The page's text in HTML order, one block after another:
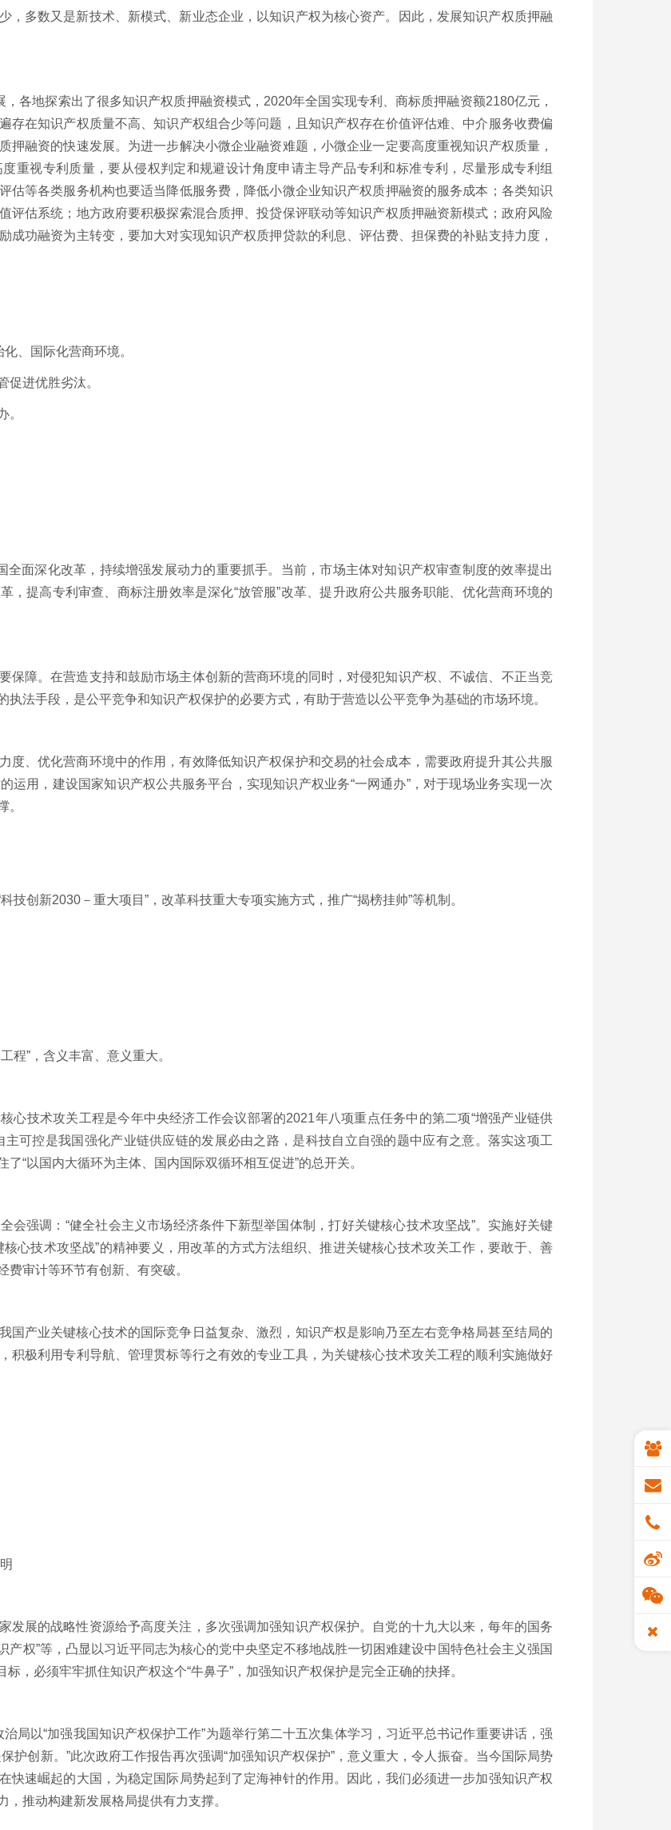
多数又是新技术、新模式、新业态企业，以知识产权为核心资产。因此，发展知识产权质押融
各地探索出了很多知识产权质押融资模式， 2020年全国实现专利、商标质押融资额2180亿元，
存在知识产权质量不高、知识产权组合少等问题，且知识产权存在价值评估难、中介服务收费偏
押融资的快速发展。为进一步解决小微企业融资难题，小微企业一定要高度重视知识产权质量，
重视专利质量，要从侵权判定和规避设计角度申请主导产品专利和标准专利，尽量形成专利组
估等各类服务机构也要适当降低服务费，降低小微企业知识产权质押融资的服务成本；各类知识
评估系统；地方政府要积极探索混合质押、投贷保评联动等知识产权质押融资新模式；政府风险
成功融资为主转变，要加大对实现知识产权质押贷款的利息、评估费、担保费的补贴支持力度，
、国际化营商环境。
进优胜劣汰。
。
面深化改革，持续增强发展动力的重要抓手。当前，市场主体对知识产权审查制度的效率提出
，提高专利审查、商标注册效率是深化“放管服”改革、提升政府公共服务职能、优化营商环境的
障。在营造支持和鼓励市场主体创新的营商环境的同时，对侵犯知识产权、不诚信、不正当竞
法手段，是公平竞争和知识产权保护的必要方式，有助于营造以公平竞争为基础的市场环境。
、优化营商环境中的作用，有效降低知识产权保护和交易的社会成本，需要政府提升其公共服
运用，建设国家知识产权公共服务平台，实现知识产权业务“一网通办”，对于现场业务实现一次
。
技创新2030 －重大项目”，改革科技重大专项实施方式，推广“揭榜挂帅”等机制。
”，含义丰富、意义重大。
技术攻关工程是今年中央经济工作会议部署的2021年八项重点任务中的第二项“增强产业链供
可控是我国强化产业链供应链的发展必由之路，是科技自立自强的题中应有之意。落实这项工
“以国内大循环为主体、国内国际双循环相互促进”的总开关。
强调：“健全社会主义市场经济条件下新型举国体制，打好关键核心技术攻坚战”。实施好关键
心技术攻坚战”的精神要义，用改革的方式方法组织、推进关键核心技术攻关工作，要敢于、善
审计等环节有创新、有突破。
产业关键核心技术的国际竞争日益复杂、激烈，知识产权是影响乃至左右竞争格局甚至结局的
积极利用专利导航、管理贯标等行之有效的专业工具，为关键核心技术攻关工程的顺利实施做好
展的战略性资源给予高度关注，多次强调加强知识产权保护。自党的十九大以来，每年的国务
产权”等，凸显以习近平同志为核心的党中央坚定不移地战胜一切困难建设中国特色社会主义强国
标，必须牢牢抓住知识产权这个“牛鼻子”，加强知识产权保护是完全正确的抉择。
治局以“加强我国知识产权保护工作”为题举行第二十五次集体学习，习近平总书记作重要讲话，强
护创新。”此次政府工作报告再次强调“加强知识产权保护”，意义重大，令人振奋。当今国际局势
快速崛起的大国，为稳定国际局势起到了定海神针的作用。因此，我们必须进一步加强知识产权
推动构建新发展格局提供有力支撑。